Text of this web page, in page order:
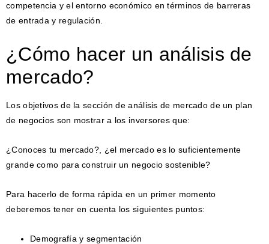
competencia y el entorno económico en términos de barreras
de entrada y regulación.
¿Cómo hacer un análisis de
mercado?
Los objetivos de la sección de análisis de mercado de un plan
de negocios son mostrar a los inversores que:
¿Conoces tu mercado?, ¿el mercado es lo suficientemente
grande como para construir un negocio sostenible?
Para hacerlo de forma rápida en un primer momento
deberemos tener en cuenta los siguientes puntos:
Demografía y segmentación